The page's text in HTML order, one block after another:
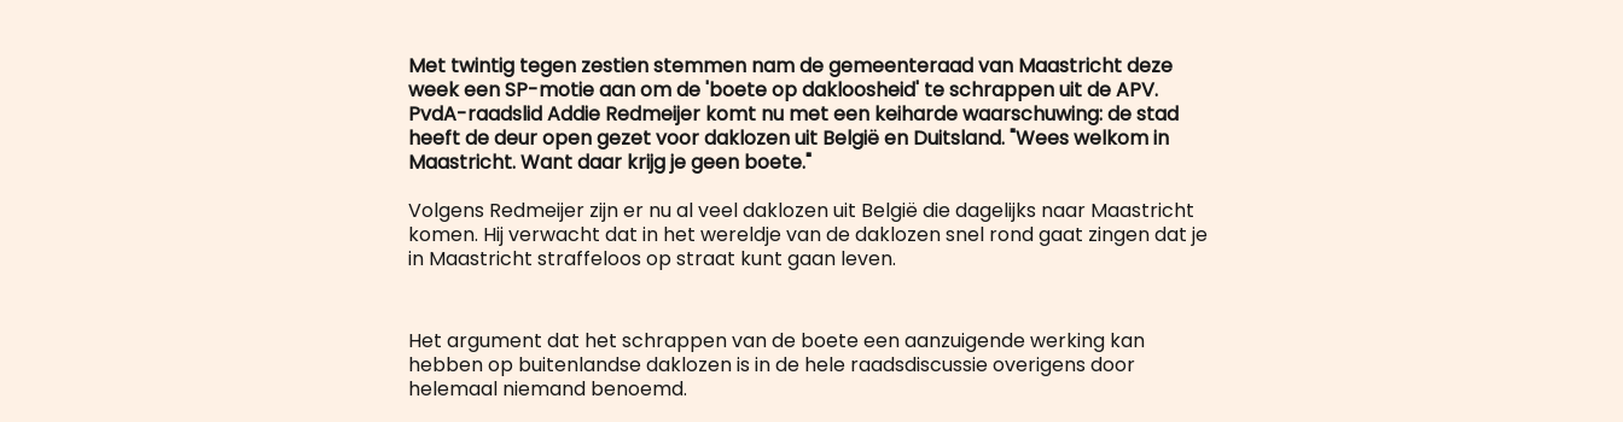
Met twintig tegen zestien stemmen nam de gemeenteraad van Maastricht deze
week een SP-motie aan om de 'boete op dakloosheid' te schrappen uit de APV.
PvdA-raadslid Addie Redmeijer komt nu met een keiharde waarschuwing: de stad
heeft de deur open gezet voor daklozen uit België en Duitsland. "Wees welkom in
Maastricht. Want daar krijg je geen boete."
Volgens Redmeijer zijn er nu al veel daklozen uit België die dagelijks naar Maastricht
komen. Hij verwacht dat in het wereldje van de daklozen snel rond gaat zingen dat je
in Maastricht straffeloos op straat kunt gaan leven.
Het argument dat het schrappen van de boete een aanzuigende werking kan
hebben op buitenlandse daklozen is in de hele raadsdiscussie overigens door
helemaal niemand benoemd.